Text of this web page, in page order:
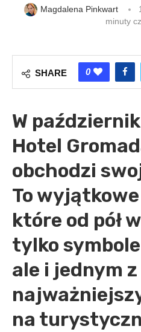
Magdalena Pinkwart
minuty
SHARE 0
W
Hotel
obchodzi
To
które od pół
tylko
ale i jednym z
na